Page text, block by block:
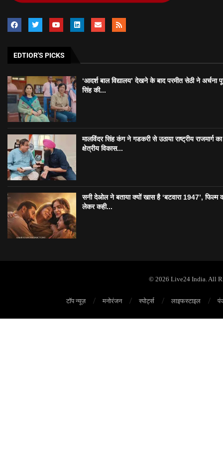
EDTIOR'S PICKS
‘आदर्श बाल विद्यालय’ देखने के बाद परमीत सेठी ने अर्चना
सिंह की...
मालविंदर सिंह कंग ने गडकरी से उठाया राष्ट्रीय राजमार्ग का
क्षेत्रीय विकास...
सनी देओल ने बताया क्यों खास है ‘बटवारा 1947’, फिल्म
लेकर कही...
© 2026 Live24 India. All
टॉप न्यूज़ मनोरंजन स्पोर्ट्स लाइफस्टाइल